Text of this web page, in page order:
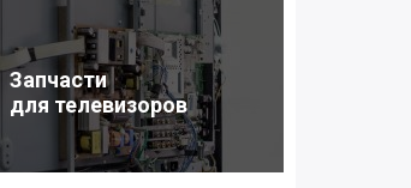
Запчасти
для телевизоров